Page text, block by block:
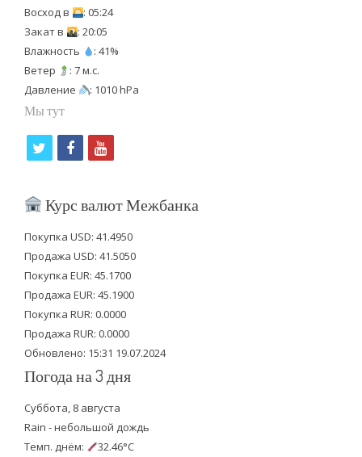
Восход в
: 05:24
Закат в
: 20:05
Влажность
: 41%
Ветер
: 7 м.с.
Давление
: 1010 hPa
Мы тут
i
t
e
r
f
c
b
o
o
k
y
u
u
b
e
Курс валют Межбанка
Покупка USD: 41.4950
Продажа USD: 41.5050
Покупка EUR: 45.1700
Продажа EUR: 45.1900
Покупка RUR: 0.0000
Продажа RUR: 0.0000
Обновлено: 15:31 19.07.2024
Погода на 3 дня
Суббота, 8 августа
Rain - небольшой дождь
Темп. днём:
32.46°C